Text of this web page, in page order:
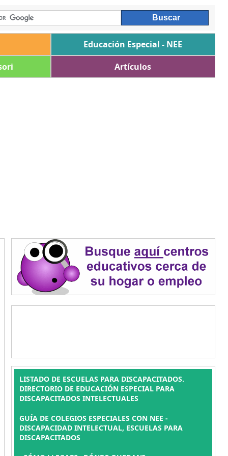
Educación Especial - NEE
Artículos
LISTADO DE ESCUELAS PARA DISCAPACITADOS.
DIRECTORIO DE EDUCACIÓN ESPECIAL PARA
DISCAPACITADOS INTELECTUALES
GUÍA DE COLEGIOS ESPECIALES CON NEE -
DISCAPACIDAD INTELECTUAL, ESCUELAS PARA
DISCAPACITADOS